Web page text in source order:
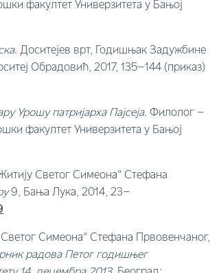
факултет Универзитета у Бањој
. Доситејев врт, Годишњак Задужбине
Обрадовић, 2017, 135–144 (приказ)
Урошу патријарха Пајсеја. Филолог –
факултет Универзитета у Бањој
Светог Симеона” Стефана
9, Бања Лука, 2014, 23–
Симеона” Стефана Првовенчаног,
радова Петог годишњег